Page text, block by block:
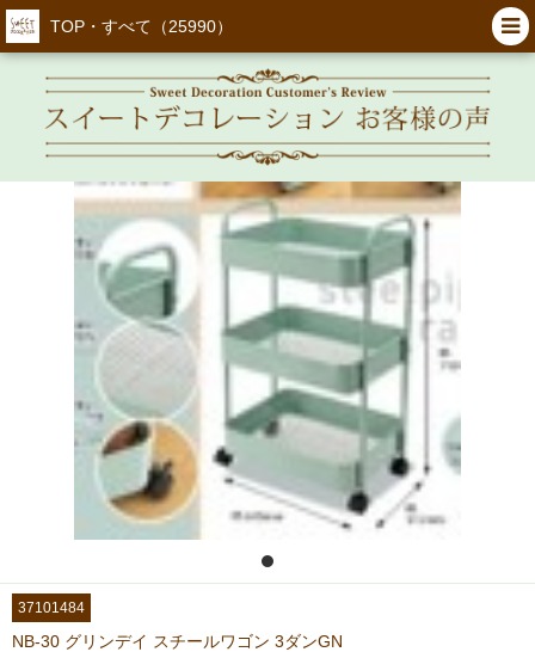
TOP・すべて（25990）
37101484
NB-30 グリンデイ スチールワゴン 3ダンGN